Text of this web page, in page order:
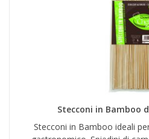
Stecconi in Bamboo
Stecconi in Bamboo ideali